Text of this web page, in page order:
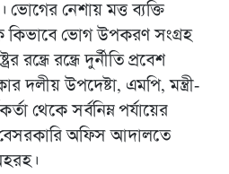
নেশায় মত্ত ব্যক্তি
ভোগ উপকরণ সংগ্রহ
রন্ধ্রে রন্ধ্রে দুর্নীতি প্রবেশ
দলীয় উপদেষ্টা, এমপি, মন্ত্রী-
থেকে সর্বনিম্ন পর্যায়ের
অফিস আদালতে